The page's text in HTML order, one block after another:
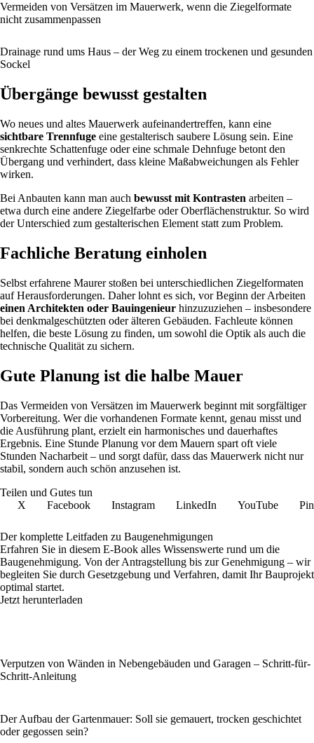
Vermeiden von Versätzen im Mauerwerk, wenn die Ziegelformate
nicht zusammenpassen
Drainage rund ums Haus – der Weg zu einem trockenen und gesunden
Sockel
Übergänge bewusst gestalten
Wo neues und altes Mauerwerk aufeinandertreffen, kann eine
sichtbare Trennfuge eine gestalterisch saubere Lösung sein. Eine
senkrechte Schattenfuge oder eine schmale Dehnfuge betont den
Übergang und verhindert, dass kleine Maßabweichungen als Fehler
wirken.
Bei Anbauten kann man auch bewusst mit Kontrasten arbeiten –
etwa durch eine andere Ziegelfarbe oder Oberflächenstruktur. So wird
der Unterschied zum gestalterischen Element statt zum Problem.
Fachliche Beratung einholen
Selbst erfahrene Maurer stoßen bei unterschiedlichen Ziegelformaten
auf Herausforderungen. Daher lohnt es sich, vor Beginn der Arbeiten
einen Architekten oder Bauingenieur hinzuzuziehen – insbesondere
bei denkmalgeschützten oder älteren Gebäuden. Fachleute können
helfen, die beste Lösung zu finden, um sowohl die Optik als auch die
technische Qualität zu sichern.
Gute Planung ist die halbe Mauer
Das Vermeiden von Versätzen im Mauerwerk beginnt mit sorgfältiger
Vorbereitung. Wer die vorhandenen Formate kennt, genau misst und
die Ausführung plant, erzielt ein harmonisches und dauerhaftes
Ergebnis. Eine Stunde Planung vor dem Mauern spart oft viele
Stunden Nacharbeit – und sorgt dafür, dass das Mauerwerk nicht nur
stabil, sondern auch schön anzusehen ist.
Teilen und Gutes tun
X
Facebook Instagram LinkedIn YouTube
Der komplette Leitfaden zu Baugenehmigungen
Erfahren Sie in diesem E-Book alles Wissenswerte rund um die
Baugenehmigung. Von der Antragstellung bis zur Genehmigung – wir
begleiten Sie durch Gesetzgebung und Verfahren, damit Ihr Bauprojekt
optimal startet.
Jetzt herunterladen
Verputzen von Wänden in Nebengebäuden und Garagen – Schritt-für-
Schritt-Anleitung
Der Aufbau der Gartenmauer: Soll sie gemauert, trocken geschichtet
oder gegossen sein?